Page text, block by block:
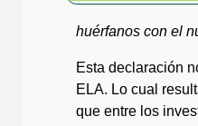
huérfanos con el
Esta declaración
ELA. Lo cual
que entre los